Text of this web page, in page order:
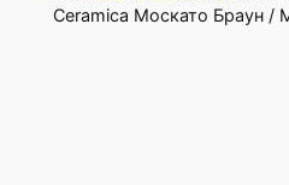
Ceramica Москато Браун /